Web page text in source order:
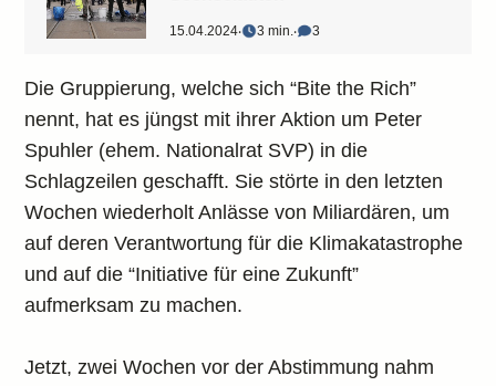
15.04.2024‧ 3 min.‧ 3
Die Gruppierung, welche sich “Bite the Rich”
nennt, hat es jüngst mit ihrer Aktion um Peter
Spuhler (ehem. Nationalrat SVP) in die
Schlagzeilen geschafft. Sie störte in den letzten
Wochen wiederholt Anlässe von Miliardären, um
auf deren Verantwortung für die Klimakatastrophe
und auf die “Initiative für eine Zukunft”
aufmerksam zu machen.
Jetzt, zwei Wochen vor der Abstimmung nahm